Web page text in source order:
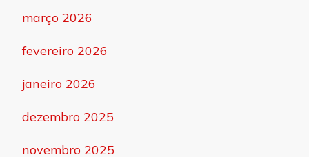
março 2026
fevereiro 2026
janeiro 2026
dezembro 2025
novembro 2025